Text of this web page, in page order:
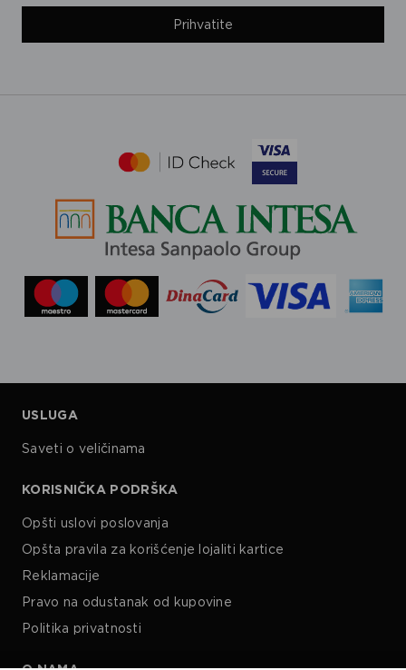
Prihvatite
USLUGA
Saveti o veličinama
KORISNIČKA PODRŠKA
Opšti uslovi poslovanja
Opšta pravila za korišćenje lojaliti kartice
Reklamacije
Pravo na odustanak od kupovine
Politika privatnosti